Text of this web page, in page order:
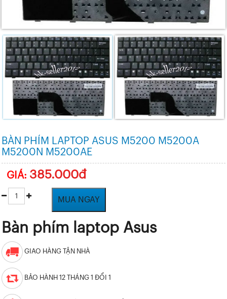
BÀN PHÍM LAPTOP ASUS M5200 M5200A
M5200N M5200AE
GIÁ: 385.000đ
MUA NGAY
Bàn phím laptop Asus
GIAO HÀNG TẬN NHÀ
BẢO HÀNH 12 THÁNG 1 ĐỔI 1